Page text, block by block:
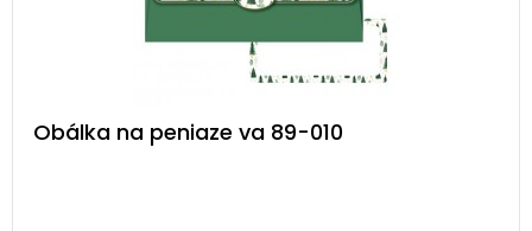
Obálka na peniaze va 89-010